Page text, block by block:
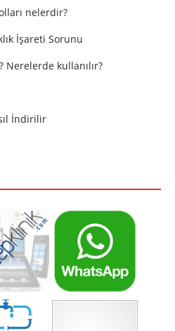
nelerdir?
İşareti Sorunu
Nerelerde kullanılır?
İndirilir